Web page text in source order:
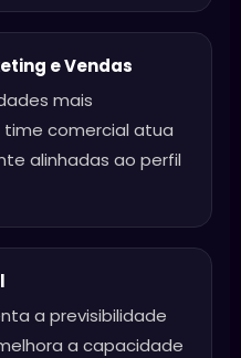
e Vendas
mais
comercial atua
alinhadas ao perfil
a previsibilidade
a capacidade